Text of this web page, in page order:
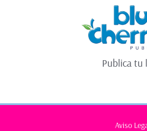
Publica tu
Aviso